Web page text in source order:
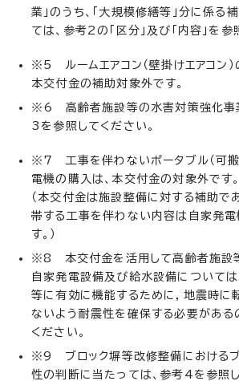
業」のうち、「大規模修繕等」分に係る
ては、参考2の「区分」及び「内容」を参
※5 ルームエアコン（壁掛けエアコン）
本交付金の補助対象外です。
※6 高齢者施設等の水害対策強化事
3を参照してください。
※7 工事を伴わないポータブル（可搬
電機の購入は、本交付金の対象外です。
（本交付金は施設整備に対する補助で
帯する工事を伴わない内容は自家発
す。）
※8 本交付金を活用して高齢者施設
自家発電設備及び給水設備については
等に有効に機能するために，地震時に
ないよう耐震性を確保する必要がある
ください。
※9 ブロック塀等改修整備におけるブ
性の判断に当たっては、参考4を参照し